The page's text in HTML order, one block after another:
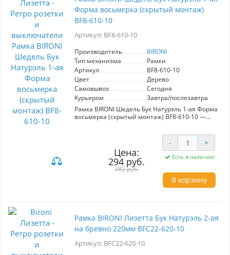
ней ваш интерьер получит аккуратный и
эстетически привлекательный вид, создавая
уютную атмосферу. Выбор BIRONI — это
надежность, качество и стиль в одном.
Форма восьмерка (скрытый монтаж)
BF8-610-10
Артикул: BF8-610-10
Производитель
BIRONI
Тип механизма
Рамки
Артикул
BF8-610-10
Цвет
Дерево
Самовывоз
Сегодня
Курьером
Завтра/послезавтра
Рамка BIRONI Шедель Бук Натурэль 1-ая Форма
восьмерка (скрытый монтаж) BF8-610-10 —
выполненная из высококачественных
материалов, привносит атмосферу старины в
любое помещение. Цвет "Бук Натурэль"
позволяет гармонично вписаться в различные
дизайнерские решения. Особенностью
данной модели является аккуратный скрытый
монтаж, обеспечивающий плотное
покрытие от металлических деталей, но и
искажений. Рамка прочно фиксирует розетку,
не требуя её углубления, что создает
эстетически привлекательный вид. Выберите
рамку BIRONI для завершения вашего
интерьера, сочетая стиль и
Цена:
294 руб.
382 руб.
- +
Есть в наличии
В корзину
Рамка BIRONI Лизетта Бук Натурэль 2-ая
на бревно 220мм BFC22-620-10
Артикул: BFC22-620-10